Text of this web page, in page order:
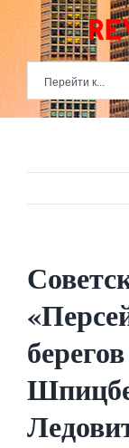
content
Перейти к...